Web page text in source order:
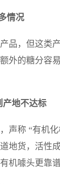
情况
品，但这类
外的糖分容
产地不达标
声称 “有机
地货，活性
机噱头更靠